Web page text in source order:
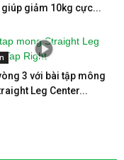
giúp giảm 10kg cực...
3 với bài tập mông
Leg Center...